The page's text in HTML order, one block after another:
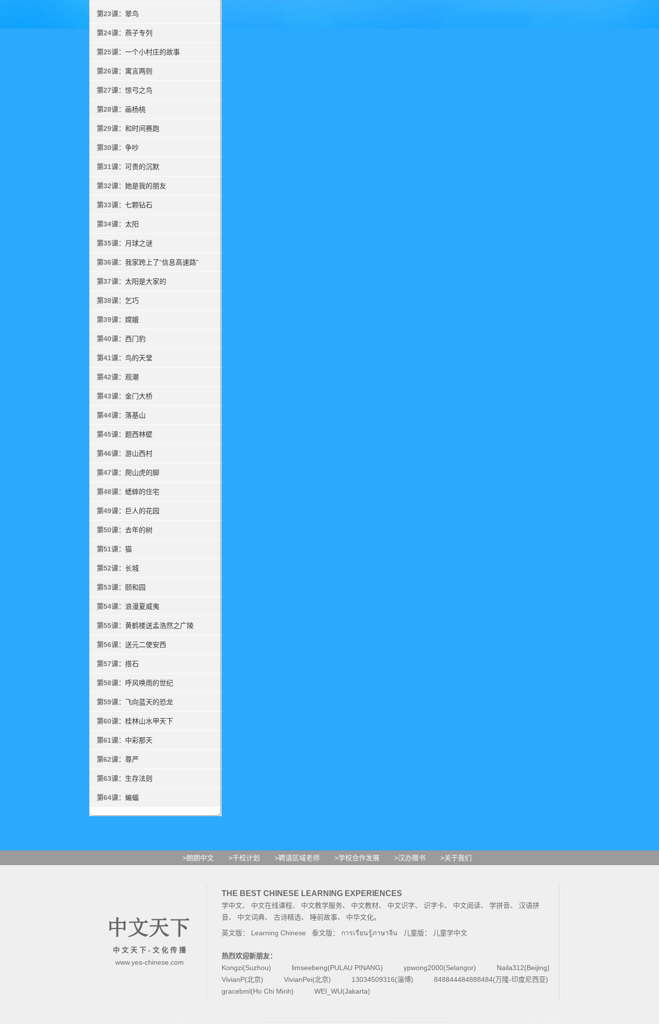
第23课： 翠鸟
第24课： 燕子专列
第25课： 一个小村庄的故事
第26课： 寓言两则
第27课： 惊弓之鸟
第28课： 画杨桃
第29课： 和时间赛跑
第30课： 争吵
第31课： 可贵的沉默
第32课： 她是我的朋友
第33课： 七颗钻石
第34课： 太阳
第35课： 月球之谜
第36课： 我家跨上了“信息高速路”
第37课： 太阳是大家的
第38课： 乞巧
第39课： 嫦娥
第40课： 西门豹
第41课： 鸟的天堂
第42课： 观潮
第43课： 金门大桥
第44课： 落基山
第45课： 题西林壁
第46课： 游山西村
第47课： 爬山虎的脚
第48课： 蟋蟀的住宅
第49课： 巨人的花园
第50课： 去年的树
第51课： 猫
第52课： 长城
第53课： 颐和园
第54课： 浪漫夏威夷
第55课： 黄鹤楼送孟浩然之广陵
第56课： 送元二使安西
第57课： 搭石
第58课： 呼风唤雨的世纪
第59课： 飞向蓝天的恐龙
第60课： 桂林山水甲天下
第61课： 中彩那天
第62课： 尊严
第63课： 生存法则
第64课： 蝙蝠
>朗朗中文 >千校计划 >聘请区域老师 >学校合作发展 >汉办赠书 >关于我们
中 文 天 下 - 文 化 传 播
www.yes-chinese.com
THE BEST CHINESE LEARNING EXPERIENCES
学中文、 中文在线课程、 中文教学服务、 中文教材、 中文识字、 识字卡、 中文阅读、 学拼音、 汉语拼
音、 中文词典、 古诗精选、 睡前故事、 中华文化。
英文版： Learning Chinese 泰文版： การเรียนรู้ภาษาจีน 儿童版： 儿童学中文
热烈欢迎新朋友：
Kongzi(Suzhou)
limseebeng(PULAU PINANG) ypwong2000(Selangor)
Naila312(Beijing)
VivianP(北京)
VivianPei(北京) 13034509316(淄博)
848844484888484(万隆-印度尼西亚)
gracebml(Ho Chi Minh)
WEI_WU(Jakarta)